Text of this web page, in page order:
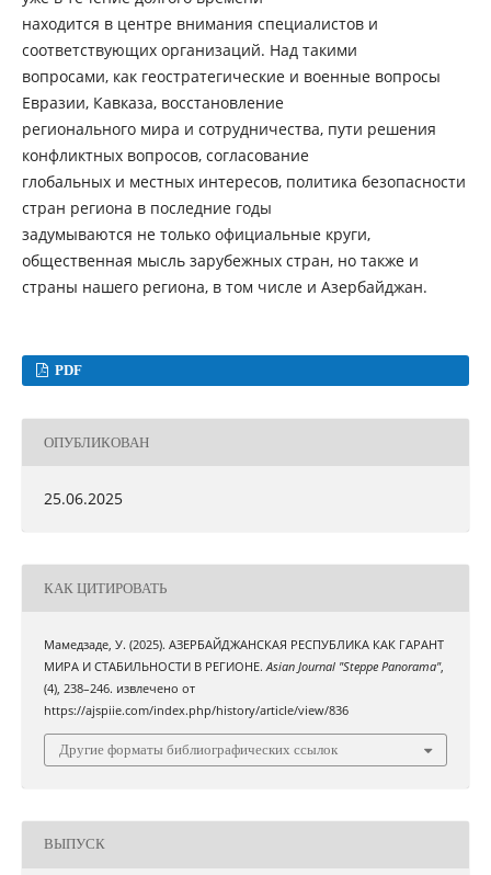
находится в центре внимания специалистов и
соответствующих организаций. Над такими
вопросами, как геостратегические и военные вопросы
Евразии, Кавказа, восстановление
регионального мира и сотрудничества, пути решения
конфликтных вопросов, согласование
глобальных и местных интересов, политика безопасности
стран региона в последние годы
задумываются не только официальные круги,
общественная мысль зарубежных стран, но также и
страны нашего региона, в том числе и Азербайджан.
PDF
ОПУБЛИКОВАН
25.06.2025
КАК ЦИТИРОВАТЬ
Мамедзаде, У. (2025). АЗЕРБАЙДЖАНСКАЯ РЕСПУБЛИКА КАК ГАРАНТ
МИРА И СТАБИЛЬНОСТИ В РЕГИОНЕ.Asian Journal "Steppe Panorama",
(4), 238–246. извлечено от
https://ajspiie.com/index.php/history/article/view/836
Другие форматы библиографических ссылок
ВЫПУСК